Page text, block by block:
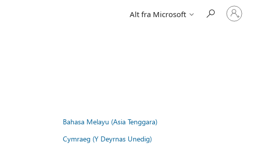
Alt fra Microsoft
Logg
på
kontoen
Bahasa Melayu (Asia Tenggara)
Cymraeg (Y Deyrnas Unedig)